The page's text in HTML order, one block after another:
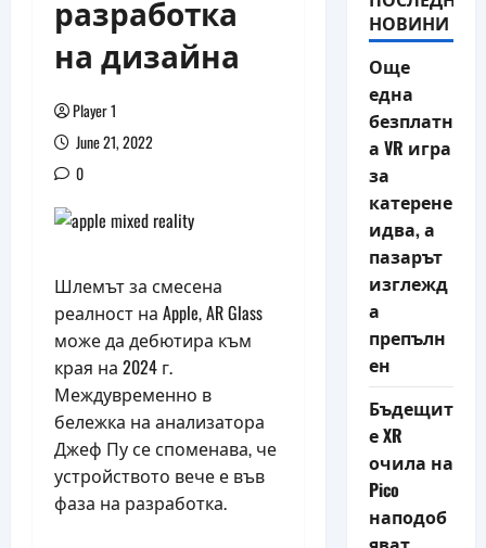
разработка
на дизайна
Player 1
June 21, 2022
0
Шлемът за смесена
реалност на Apple, AR Glass
може да дебютира към
края на 2024 г.
Междувременно в
бележка на анализатора
Джеф Пу се споменава, че
устройството вече е във
фаза на разработка.
НОВИНИ
Още
една
безплатн
а VR игра
за
катерене
идва, а
пазарът
изглежд
а
препълн
ен
Бъдещит
е XR
очила на
Pico
наподоб